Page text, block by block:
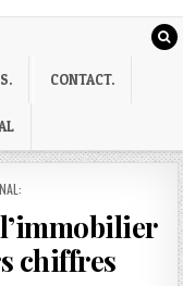
CONTACT.
chiffres